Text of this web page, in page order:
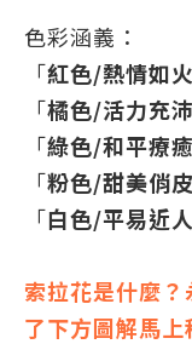
色彩涵義：
「紅色/熱情如
「橘色/活力充
「綠色/和平療
「粉色/甜美俏
「白色/平易近
索拉花是什麼
了下方圖解馬上